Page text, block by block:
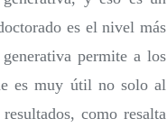
es el nivel más
permite a los
es muy útil no solo al
como resalta